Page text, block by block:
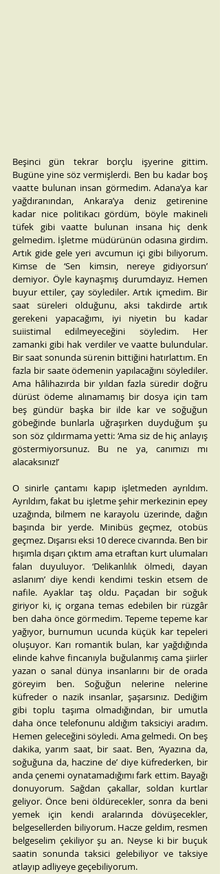
Beşinci gün tekrar borçlu işyerine gittim.
Bugüne yine söz vermişlerdi. Ben bu kadar boş
vaatte bulunan insan görmedim. Adana’ya kar
yağdıranından, Ankara’ya deniz getirenine
kadar nice politikacı gördüm, böyle makineli
tüfek gibi vaatte bulunan insana hiç denk
gelmedim. İşletme müdürünün odasına girdim.
Artık gide gele yeri avcumun içi gibi biliyorum.
Kimse de ‘Sen kimsin, nereye gidiyorsun’
demiyor. Öyle kaynaşmış durumdayız. Hemen
buyur ettiler, çay söylediler. Artık içmedim. Bir
saat süreleri olduğunu, aksi takdirde artık
gerekeni yapacağımı, iyi niyetin bu kadar
suiistimal edilmeyeceğini söyledim. Her
zamanki gibi hak verdiler ve vaatte bulundular.
Bir saat sonunda sürenin bittiğini hatırlattım. En
fazla bir saate ödemenin yapılacağını söylediler.
Ama hâlihazırda bir yıldan fazla süredir doğru
dürüst ödeme alınamamış bir dosya için tam
beş gündür başka bir ilde kar ve soğuğun
göbeğinde bunlarla uğraşırken duyduğum şu
son söz çıldırmama yetti: ‘Ama siz de hiç anlayış
göstermiyorsunuz. Bu ne ya, canımızı mı
alacaksınız!’
O sinirle çantamı kapıp işletmeden ayrıldım.
Ayrıldım, fakat bu işletme şehir merkezinin epey
uzağında, bilmem ne karayolu üzerinde, dağın
başında bir yerde. Minibüs geçmez, otobüs
geçmez. Dışarısı eksi 10 derece civarında. Ben bir
hışımla dışarı çıktım ama etraftan kurt ulumaları
falan duyuluyor. ‘Delikanlılık ölmedi, dayan
aslanım’ diye kendi kendimi teskin etsem de
nafile. Ayaklar taş oldu. Paçadan bir soğuk
giriyor ki, iç organa temas edebilen bir rüzgâr
ben daha önce görmedim. Tepeme tepeme kar
yağıyor, burnumun ucunda küçük kar tepeleri
oluşuyor. Karı romantik bulan, kar yağdığında
elinde kahve fincanıyla buğulanmış cama şiirler
yazan o sanal dünya insanlarını bir de orada
göreyim ben. Soğuğun nelerine nelerine
küfreder o nazik insanlar, şaşarsınız. Dediğim
gibi toplu taşıma olmadığından, bir umutla
daha önce telefonunu aldığım taksiciyi aradım.
Hemen geleceğini söyledi. Ama gelmedi. On beş
dakika, yarım saat, bir saat. Ben, ‘Ayazına da,
soğuğuna da, haczine de’ diye küfrederken, bir
anda çenemi oynatamadığımı fark ettim. Bayağı
donuyorum. Sağdan çakallar, soldan kurtlar
geliyor. Önce beni öldürecekler, sonra da beni
yemek için kendi aralarında dövüşecekler,
belgesellerden biliyorum. Hacze geldim, resmen
belgeselim çekiliyor şu an. Neyse ki bir buçuk
saatin sonunda taksici gelebiliyor ve taksiye
atlayıp adliyeye geçebiliyorum.